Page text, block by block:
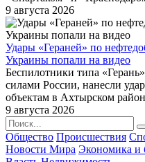
9 августа 2026
Удары «Гераней» по
Украины попали на видео
Беспилотники типа
силами России, нанесли
объектам в Ахтырском
9 августа 2026
Общество Происшествия
Новости Мира Экономика и